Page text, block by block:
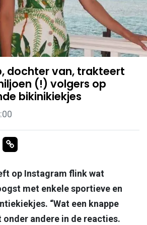
dochter van, trakteert
(!) volgers op
bikinikiekjes
Whatsapp
via Mail
Delen via link
op Instagram flink wat
met enkele sportieve en
“Wat een knappe
onder andere in de reacties.